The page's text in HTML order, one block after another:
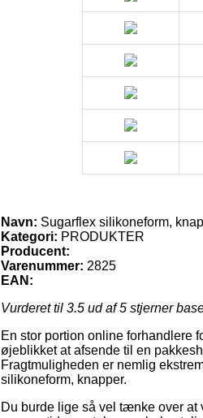
Navn: Sugarflex silikoneform,
Kategori: PRODUKTER
Producent:
Varenummer: 2825
EAN:
Vurderet til 3.5 ud af 5 stjerner
En stor portion online forhandlere
øjeblikket at afsende til en
Fragtmuligheden er nemlig
silikoneform, knapper.
Du burde lige så vel tænke over at